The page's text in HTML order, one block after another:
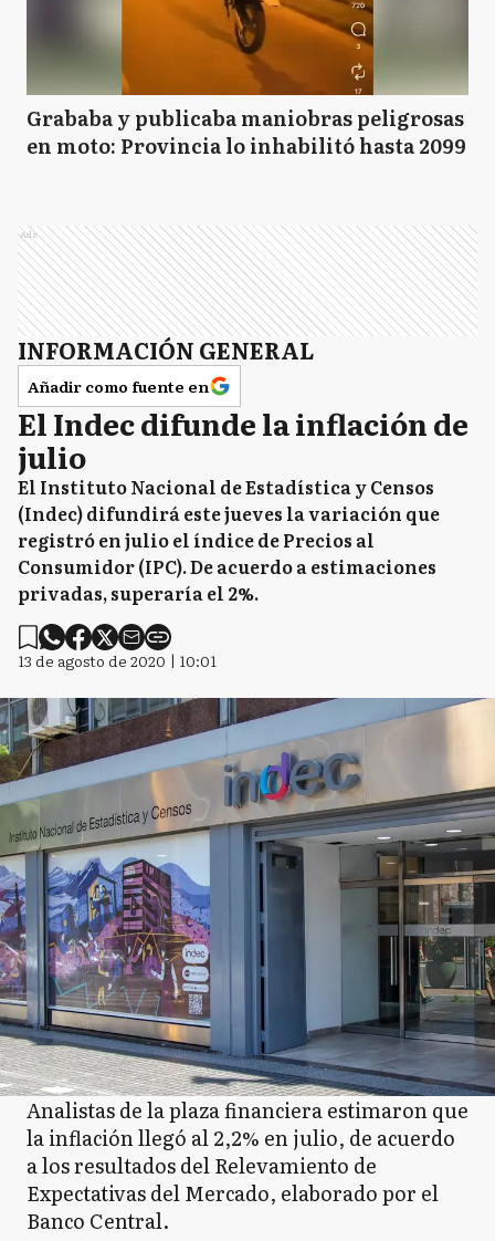
Grababa y publicaba maniobras peligrosas
en moto: Provincia lo inhabilitó hasta 2099
Ads
INFORMACIÓN GENERAL
Añadir como fuente en
El Indec difunde la inflación de
julio
El Instituto Nacional de Estadística y Censos
(Indec) difundirá este jueves la variación que
registró en julio el índice de Precios al
Consumidor (IPC). De acuerdo a estimaciones
privadas, superaría el 2%.
13 de agosto de 2020 | 10:01
Analistas de la plaza financiera estimaron que
la inflación llegó al 2,2% en julio, de acuerdo
a los resultados del Relevamiento de
Expectativas del Mercado, elaborado por el
Banco Central.